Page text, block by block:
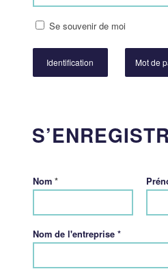
Se souvenir de moi
Identification Mot de
Nom *
Nom de l'entreprise *